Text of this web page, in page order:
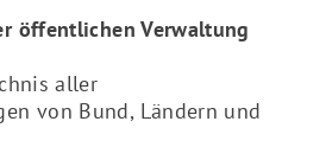
öffentlichen Verwaltung
aller
von Bund, Ländern und